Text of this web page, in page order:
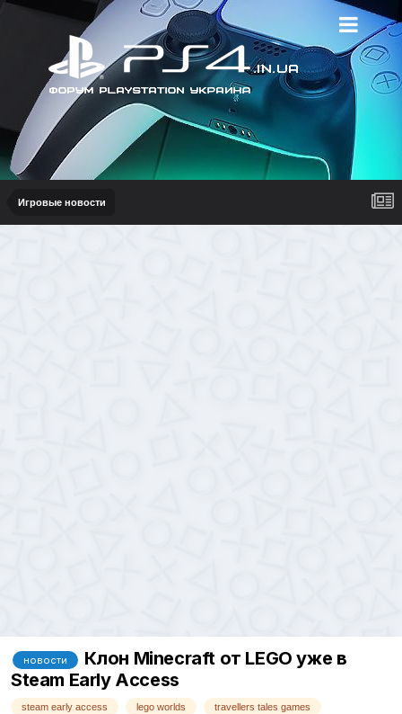
Игровые новости
новости
Клон Minecraft от LEGO уже в
Steam Early Access
steam early access lego worlds travellers tales games